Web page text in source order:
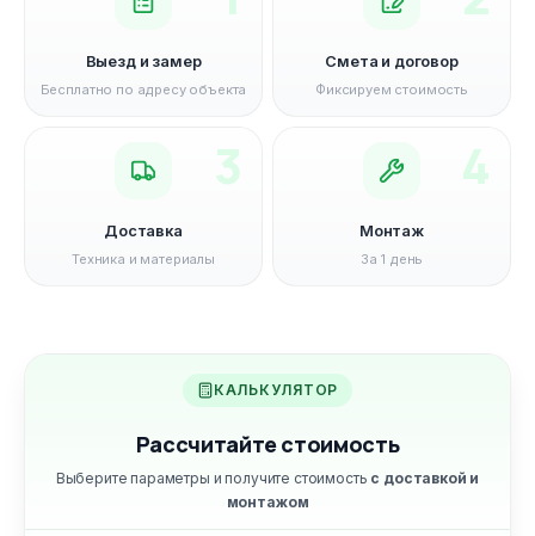
Выезд и замер
Бесплатно по адресу объекта
Смета и договор
Фиксируем стоимость
3
Доставка
Техника и материалы
4
Монтаж
За 1 день
КАЛЬКУЛЯТОР
Рассчитайте стоимость
Выберите параметры и получите стоимость с доставкой и
монтажом